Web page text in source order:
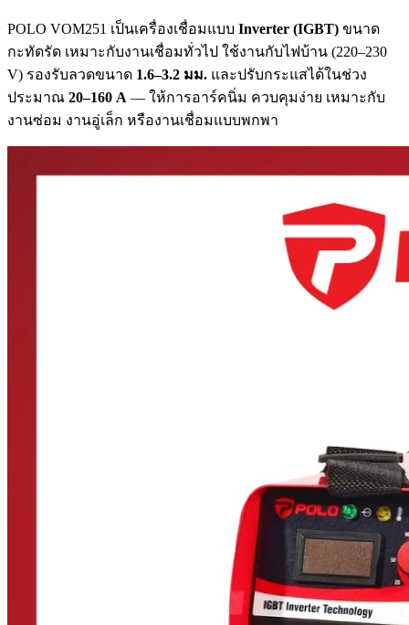
POLO VOM251 เป็นเครื่องเชื่อมแบบ Inverter (IGBT) ขนาด
กะทัดรัด เหมาะกับงานเชื่อมทั่วไป ใช้งานกับไฟบ้าน (220–230
V) รองรับลวดขนาด 1.6–3.2 มม. และปรับกระแสได้ในช่วง
ประมาณ 20–160 A — ให้การอาร์คนิ่ม ควบคุมง่าย เหมาะกับ
งานซ่อม งานอู่เล็ก หรืองานเชื่อมแบบพกพา